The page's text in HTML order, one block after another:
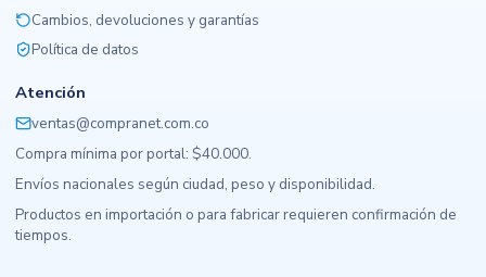
Cambios, devoluciones y garantías
Política de datos
Atención
ventas@compranet.com.co
Compra mínima por portal: $40.000.
Envíos nacionales según ciudad, peso y disponibilidad.
Productos en importación o para fabricar requieren confirmación de
tiempos.